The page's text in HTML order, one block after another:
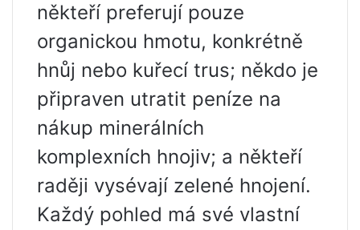
někteří preferují pouze
organickou hmotu, konkrétně
hnůj nebo kuřecí trus; někdo je
připraven utratit peníze na
nákup minerálních
komplexních hnojiv; a někteří
raději vysévají zelené hnojení.
Každý pohled má své vlastní